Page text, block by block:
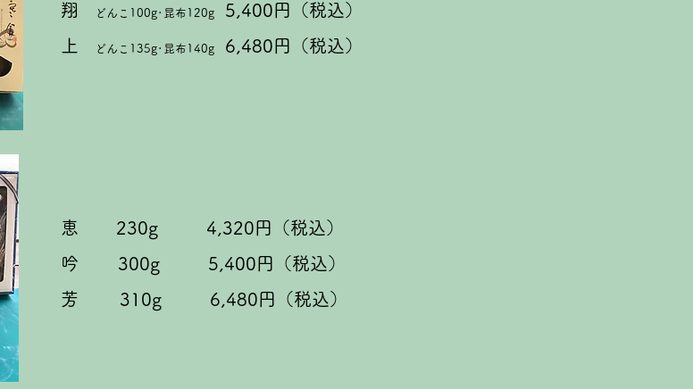
翔
どんこ100g･昆布120g
5,400円（税込）
上
どんこ135g･昆布140g 6,480円（税込）
恵 230g 4,320円（税込）
吟 300g 5,400円（税込）
芳 310g 6,480円（税込）